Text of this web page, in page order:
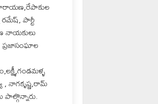
పార్టీ
నాయకులు
ప్రజాసంఘాల
, నాగకృష్ణ,రామ్
పాల్గొన్నారు.